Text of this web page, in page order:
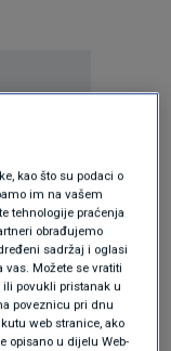
kao što su podaci o
im na vašem
tehnologije praćenja
obrađujemo
sadržaj i oglasi
Možete se vratiti
povukli pristanak u
poveznicu pri dnu
web stranice, ako
opisano u dijelu Web-